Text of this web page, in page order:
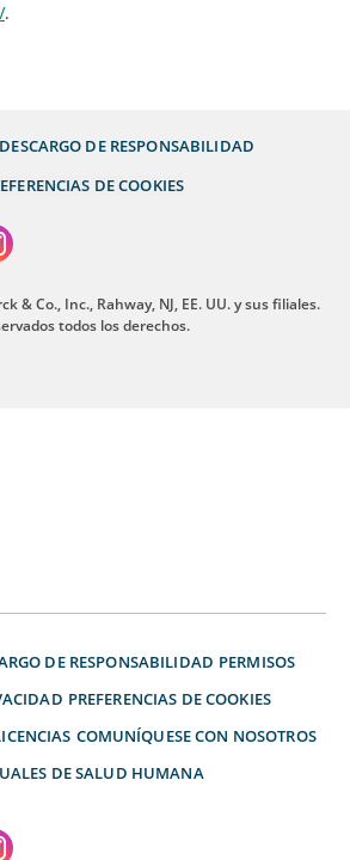
.
DESCARGO DE RESPONSABILIDAD
DE COOKIES
& Co., Inc., Rahway, NJ, EE. UU. y sus filiales.
todos los derechos.
DE RESPONSABILIDAD PERMISOS
PREFERENCIAS DE COOKIES
COMUNÍQUESE CON NOSOTROS
DE SALUD HUMANA